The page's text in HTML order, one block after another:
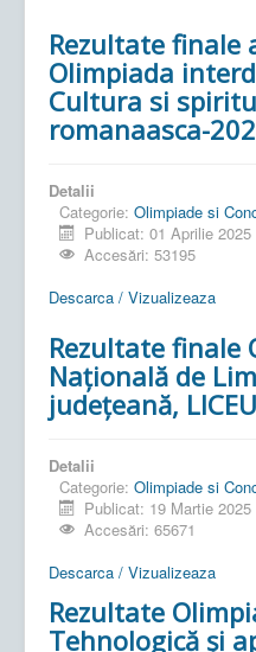
Rezultate finale
Olimpiada
Cultura si
romanaasca-
Detalii
Categorie: Olimpiade si
Publicat: 01 Aprilie 2025
Accesări: 53195
Descarca / Vizualizeaza
Rezultate finale
Națională de
județeană, LICEU
Detalii
Categorie: Olimpiade si
Publicat: 19 Martie 2025
Accesări: 65671
Descarca / Vizualizeaza
Rezultate
Tehnologică și